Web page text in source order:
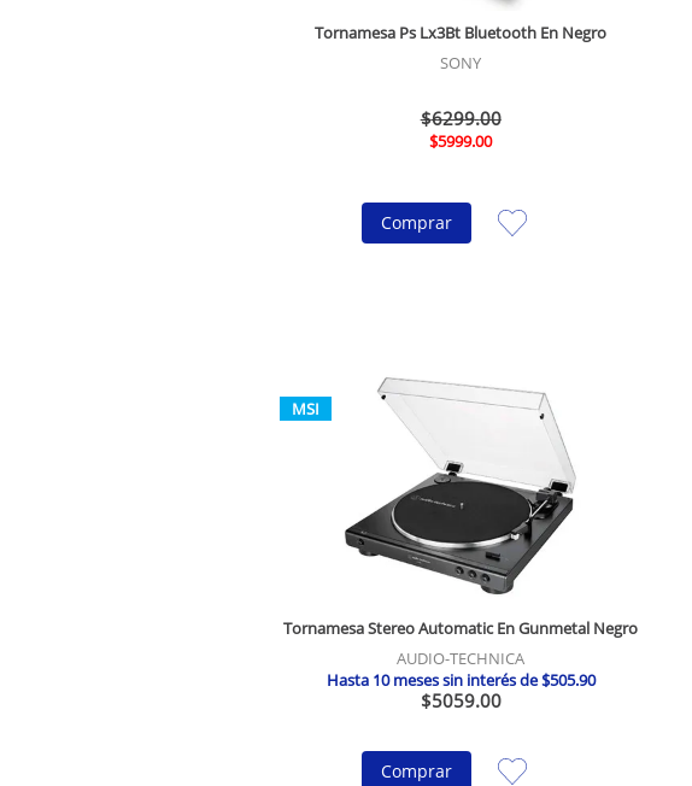
Tornamesa Ps Lx3Bt Bluetooth En Negro
SONY
$6299.00
$5999.00
Comprar
MSI
Tornamesa Stereo Automatic En Gunmetal Negro
AUDIO-TECHNICA
Hasta 10meses sin interés de$505.90
$5059.00
Comprar